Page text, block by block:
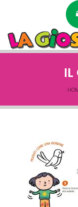
IL